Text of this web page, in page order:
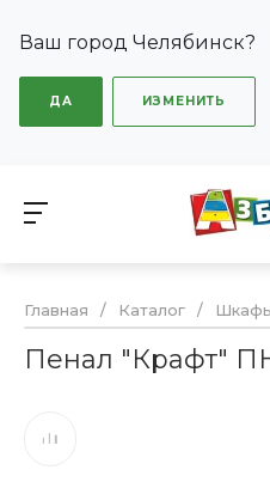
Ваш город Челябинск?
ДА ИЗМЕНИТЬ
Главная / Каталог /
Пенал "Крафт"